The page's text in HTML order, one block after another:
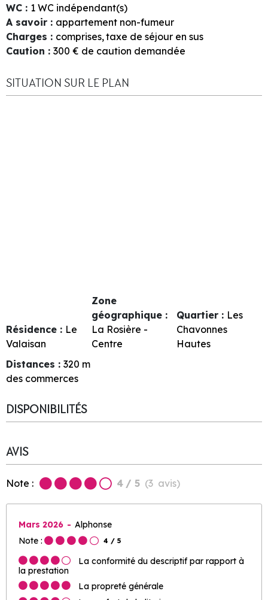
WC : 1 WC indépendant(s)
A savoir : appartement non-fumeur
Charges : comprises taxe de séjour en sus
Caution : 300 € de caution demandée
SITUATION SUR LE PLAN
Résidence : Le
Valaisan
Zone
géographique :
La Rosière -
Centre
Quartier : Les
Chavonnes
Hautes
Distances : 320 m
des commerces
DISPONIBILITÉS
AVIS
Note : 4 / 5 (3 avis)
Mars 2026
Alphonse
Note :
4 / 5
La conformité du descriptif par rapport à
la prestation
La propreté générale